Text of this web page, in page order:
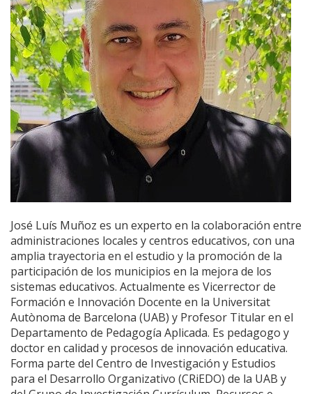
José Luís Muñoz es un experto en la colaboración entre
administraciones locales y centros educativos, con una
amplia trayectoria en el estudio y la promoción de la
participación de los municipios en la mejora de los
sistemas educativos. Actualmente es Vicerrector de
Formación e Innovación Docente en la Universitat
Autònoma de Barcelona (UAB) y Profesor Titular en el
Departamento de Pedagogía Aplicada. Es pedagogo y
doctor en calidad y procesos de innovación educativa.
Forma parte del Centro de Investigación y Estudios
para el Desarrollo Organizativo (CRiEDO) de la UAB y